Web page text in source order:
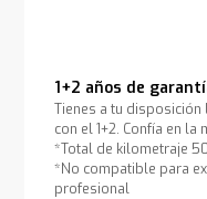
1+2 años de
Tienes a tu
con el 1+2. Confía en
*Total de kilometraje
*No compatible para
profesional